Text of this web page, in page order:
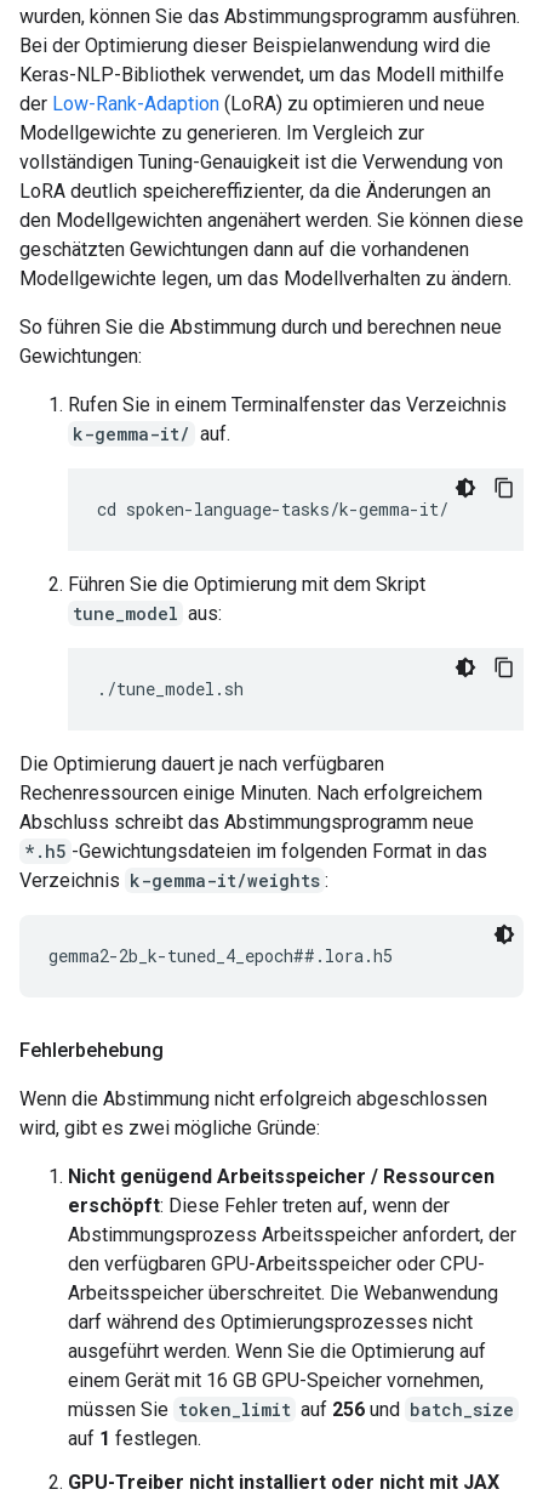
wurden, können Sie das Abstimmungsprogramm ausführen.
Bei der Optimierung dieser Beispielanwendung wird die
Keras-NLP-Bibliothek verwendet, um das Modell mithilfe
der Low-Rank-Adaption (LoRA) zu optimieren und neue
Modellgewichte zu generieren. Im Vergleich zur
vollständigen Tuning-Genauigkeit ist die Verwendung von
LoRA deutlich speichereffizienter, da die Änderungen an
den Modellgewichten angenähert werden. Sie können diese
geschätzten Gewichtungen dann auf die vorhandenen
Modellgewichte legen, um das Modellverhalten zu ändern.
So führen Sie die Abstimmung durch und berechnen neue
Gewichtungen:
Rufen Sie in einem Terminalfenster das Verzeichnis
k-gemma-it/ auf.
Führen Sie die Optimierung mit dem Skript
tune_model aus:
Die Optimierung dauert je nach verfügbaren
Rechenressourcen einige Minuten. Nach erfolgreichem
Abschluss schreibt das Abstimmungsprogramm neue
*.h5 -Gewichtungsdateien im folgenden Format in das
Verzeichnis k-gemma-it/weights :
Fehlerbehebung
Wenn die Abstimmung nicht erfolgreich abgeschlossen
wird, gibt es zwei mögliche Gründe:
Nicht genügend Arbeitsspeicher / Ressourcen
erschöpft: Diese Fehler treten auf, wenn der
Abstimmungsprozess Arbeitsspeicher anfordert, der
den verfügbaren GPU-Arbeitsspeicher oder CPU-
Arbeitsspeicher überschreitet. Die Webanwendung
darf während des Optimierungsprozesses nicht
ausgeführt werden. Wenn Sie die Optimierung auf
einem Gerät mit 16 GB GPU-Speicher vornehmen,
müssen Sie token_limit auf 256 und batch_size
auf 1 festlegen.
GPU-Treiber nicht installiert oder nicht mit JAX